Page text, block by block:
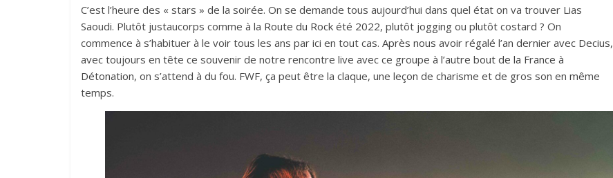
C’est l’heure des « stars » de la soirée. On se demande tous aujourd’hui dans quel état on va trouver Lias
Saoudi. Plutôt justaucorps comme à la Route du Rock été 2022, plutôt jogging ou plutôt costard ? On
commence à s’habituer à le voir tous les ans par ici en tout cas. Après nous avoir régalé l’an dernier avec Decius,
avec toujours en tête ce souvenir de notre rencontre live avec ce groupe à l’autre bout de la France à
Détonation, on s’attend à du fou. FWF, ça peut être la claque, une leçon de charisme et de gros son en même
temps.